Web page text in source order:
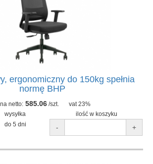
ergonomiczny do 150kg spełnia
normę BHP
netto: 585.06 /szt.
vat 23%
wysyłka
ilość w koszyku
do 5 dni
- +